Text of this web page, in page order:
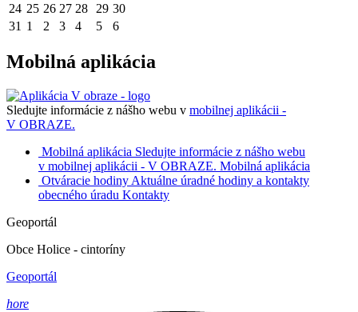
24 25 26 27 28 29 30
31 1 2 3 4 5 6
Mobilná aplikácia
Sledujte informácie z nášho webu v mobilnej aplikácii -
V OBRAZE.
Mobilná aplikácia Sledujte informácie z nášho webu
v mobilnej aplikácii - V OBRAZE. Mobilná aplikácia
Otváracie hodiny Aktuálne úradné hodiny a kontakty
obecného úradu Kontakty
Geoportál
Obce Holice - cintoríny
Geoportál
hore